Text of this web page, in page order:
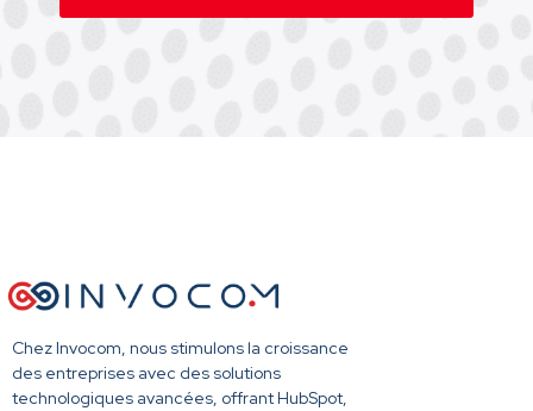
Chez Invocom, nous stimulons la croissance
des entreprises avec des solutions
technologiques avancées, offrant HubSpot,